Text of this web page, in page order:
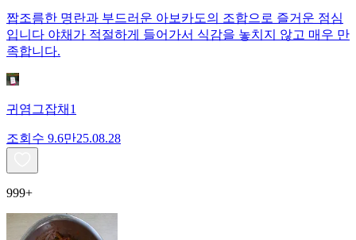
짭조름한 명란과 부드러운 아보카도의 조합으로 즐거운 점심
입니다 야채가 적절하게 들어가서 식감을 놓치지 않고 매우 만
족합니다.
귀염그잡채1
조회수 9.6만25.08.28
999+